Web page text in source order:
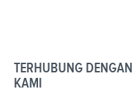
TERHUBUNG DENGAN
KAMI